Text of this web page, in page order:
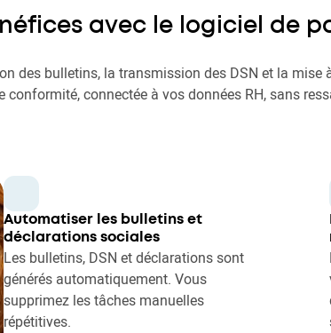
avec le logiciel de
des bulletins, la transmission des DSN et la mise
conformité, connectée à vos données RH, sans
Automatiser les bulletins et
déclarations sociales
Les bulletins, DSN et déclarations sont
générés automatiquement. Vous
supprimez les tâches manuelles
répétitives.